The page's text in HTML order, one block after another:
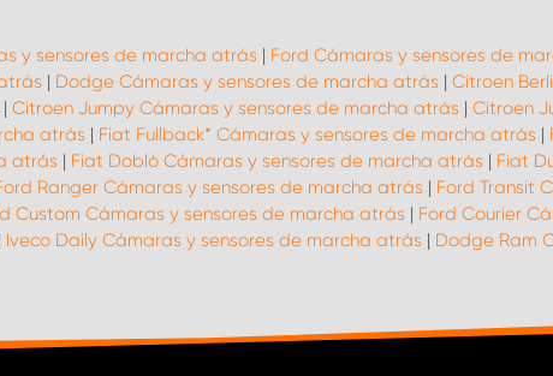
y sensores de marcha atrás | Ford Cámaras y sensores de
| Dodge Cámaras y sensores de marcha atrás | Citroen
| Citroen Jumpy Cámaras y sensores de marcha atrás | Citroen
atrás | Fiat Fullback* Cámaras y sensores de marcha atrás |
atrás | Fiat Doblò Cámaras y sensores de marcha atrás | Fiat
Ranger Cámaras y sensores de marcha atrás | Ford Transit
Custom Cámaras y sensores de marcha atrás | Ford Courier
Iveco Daily Cámaras y sensores de marcha atrás | Dodge Ram